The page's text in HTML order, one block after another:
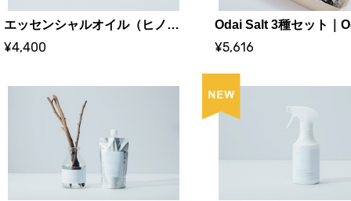
エッセンシャルオイル（ヒノキ）5ml｜森の香り｜Odai products｜株式会社サカキL&Eワイズ、宮川森林組合
¥4,400 ¥5,616